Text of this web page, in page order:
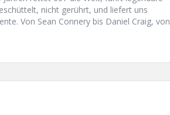
nicht gerührt, und liefert uns
Von Sean Connery bis Daniel Craig, von